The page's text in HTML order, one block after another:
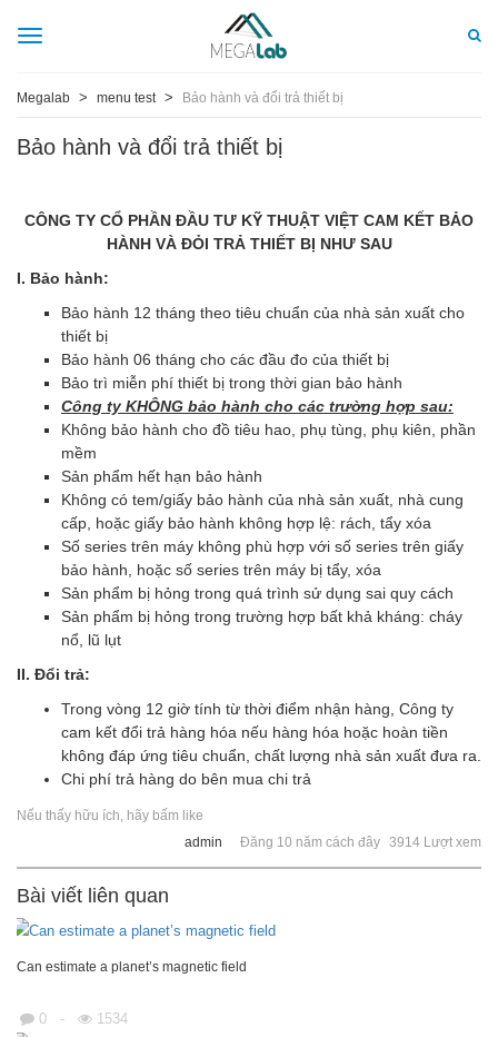
Megalab > menu test > Bảo hành và đổi trả thiết bị
Bảo hành và đổi trả thiết bị
CÔNG TY CỔ PHẦN ĐẦU TƯ KỸ THUẬT VIỆT CAM KẾT BẢO
HÀNH VÀ ĐỎI TRẢ THIẾT BỊ NHƯ SAU
I. Bảo hành:
Bảo hành 12 tháng theo tiêu chuẩn của nhà sản xuất cho
thiết bị
Bảo hành 06 tháng cho các đầu đo của thiết bị
Bảo trì miễn phí thiết bị trong thời gian bảo hành
Công ty KHÔNG bảo hành cho các trường hợp sau:
Không bảo hành cho đồ tiêu hao, phụ tùng, phụ kiên, phần
mềm
Sản phẩm hết hạn bảo hành
Không có tem/giấy bảo hành của nhà sản xuất, nhà cung
cấp, hoặc giấy bảo hành không hợp lệ: rách, tẩy xóa
Số series trên máy không phù hợp với số series trên giấy
bảo hành, hoặc số series trên máy bị tẩy, xóa
Sản phẩm bị hỏng trong quá trình sử dụng sai quy cách
Sản phẩm bị hỏng trong trường hợp bất khả kháng: cháy
nổ, lũ lụt
II. Đổi trả:
Trong vòng 12 giờ tính từ thời điểm nhận hàng, Công ty
cam kết đổi trả hàng hóa nếu hàng hóa hoặc hoàn tiền
không đáp ứng tiêu chuẩn, chất lượng nhà sản xuất đưa ra.
Chi phí trả hàng do bên mua chi trả
Nếu thấy hữu ích, hãy bấm like
admin
Đăng 10 năm cách đây 3914 Lượt xem
Bài viết liên quan
Can estimate a planet’s magnetic field
0 - 1534